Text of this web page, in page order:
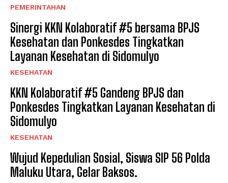
PEMERINTAHAN
Sinergi KKN Kolaboratif #5 bersama BPJS
Kesehatan dan Ponkesdes Tingkatkan
Layanan Kesehatan di Sidomulyo
KESEHATAN
KKN Kolaboratif #5 Gandeng BPJS dan
Ponkesdes Tingkatkan Layanan Kesehatan di
Sidomulyo
KESEHATAN
Wujud Kepedulian Sosial, Siswa SIP 56 Polda
Maluku Utara, Gelar Baksos.